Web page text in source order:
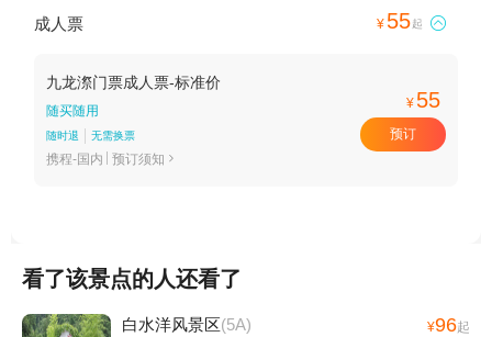
成人票 ¥ 55起 
九龙漈门票成人票-标准价
随买随用
随时退 无需换票
携程-国内 预订须知 
¥ 55
预订
看了该景点的人还看了
白水洋风景区(5A) ¥96起